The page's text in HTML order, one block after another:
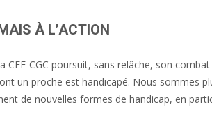
À L’ACTION
CFE-CGC poursuit, sans relâche, son
un proche est handicapé. Nous sommes
de nouvelles formes de handicap, en